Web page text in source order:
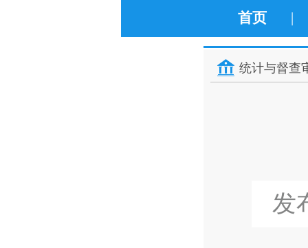
首页 |
统计与督查
发